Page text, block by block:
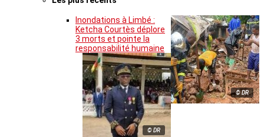
© DR
Inondations à Limbé :
Ketcha Courtès déplore
3 morts et pointe la
responsabilité humaine
© DR